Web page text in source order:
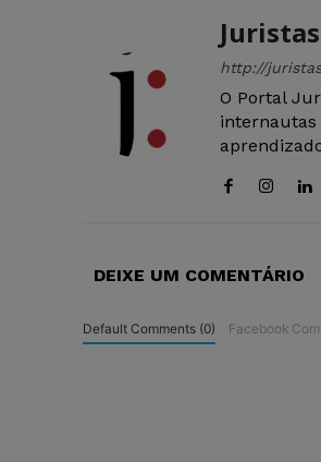
Juristas
http://
O Portal
internautas
DEIXE UM COMENTÁRIO
Default Comments (0) Facebook